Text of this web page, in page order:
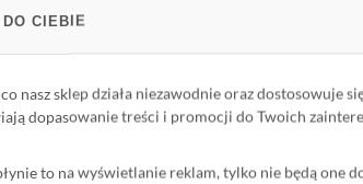
CIEBIE
nasz sklep działa niezawodnie oraz dostosowuje
dopasowanie treści i promocji do Twoich
to na wyświetlanie reklam, tylko nie będą one